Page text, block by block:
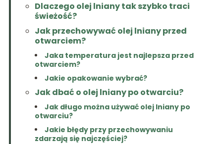
Dlaczego olej lniany tak szybko traci
świeżość?
Jak przechowywać olej lniany przed
otwarciem?
Jaka temperatura jest najlepsza przed
otwarciem?
Jakie opakowanie wybrać?
Jak dbać o olej lniany po otwarciu?
Jak długo można używać olej lniany po
otwarciu?
Jakie błędy przy przechowywaniu
zdarzają się najczęściej?